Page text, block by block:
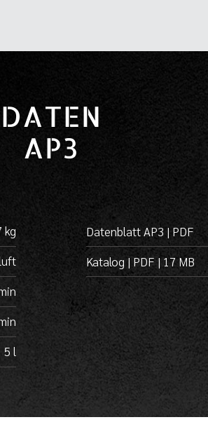
DATEN
AP3
kg
5 l
Datenblatt AP3 | PDF
Katalog | PDF | 17 MB